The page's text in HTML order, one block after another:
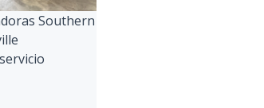
Southern